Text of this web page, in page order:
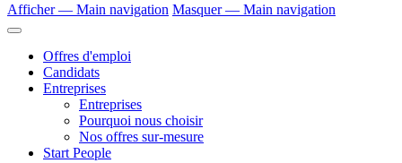
Afficher — Main navigation Masquer — Main navigation
Offres d'emploi
Candidats
Entreprises
Entreprises
Pourquoi nous choisir
Nos offres sur-mesure
Start People